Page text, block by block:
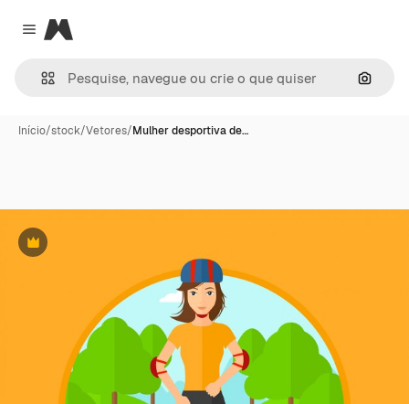
Close menu
Magnific
Início/stock/Vetores/Mulher desportiva de…
Premium